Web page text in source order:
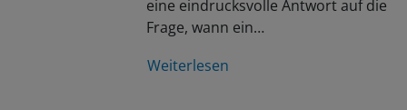
eine eindrucksvolle Antwort auf die
Frage, wann ein…
Weiterlesen